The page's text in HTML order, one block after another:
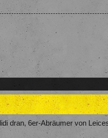
dran, 6er-Abräumer von